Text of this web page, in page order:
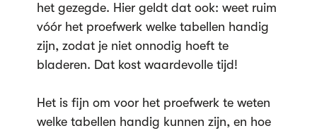
het gezegde. Hier geldt dat ook: weet ruim
vóór het proefwerk welke tabellen handig
zijn, zodat je niet onnodig hoeft te
bladeren. Dat kost waardevolle tijd!
Het is fijn om voor het proefwerk te weten
welke tabellen handig kunnen zijn, en hoe